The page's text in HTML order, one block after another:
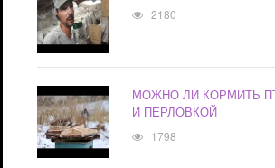
2180
МОЖНО ЛИ КОРМИТЬ
И ПЕРЛОВКОЙ
1798